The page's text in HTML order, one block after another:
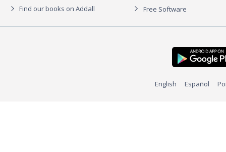
Find our books on Addall
Free Software
English Español